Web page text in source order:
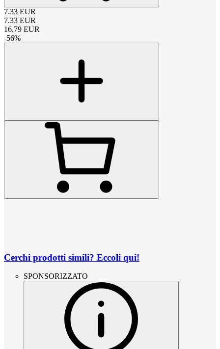
7.33 EUR
7.33 EUR
16.79 EUR
-56%
Cerchi prodotti simili? Eccoli qui!
SPONSORIZZATO